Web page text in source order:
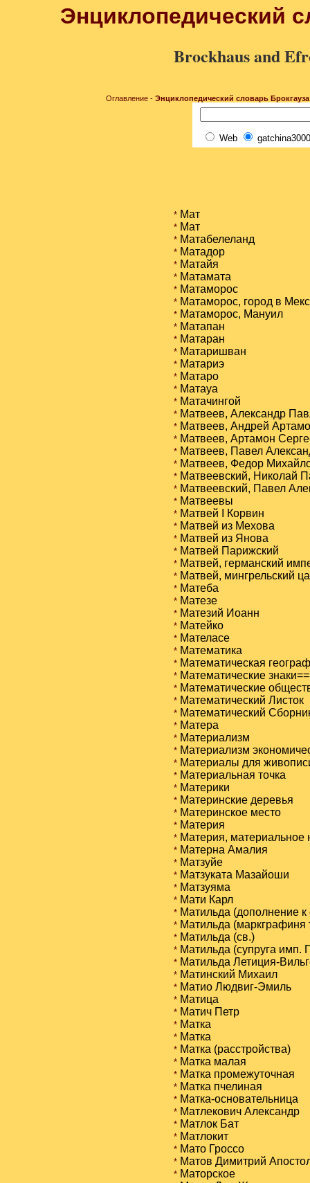
Энциклопедический
Brockhaus and
Оглавление - Энциклопедический словарь
Web
*Мат
*Мат
*Матабелеланд
*Матадор
*Матайя
*Матамата
*Матаморос
*Матаморос, город в
*Матаморос, Мануил
*Матапан
*Матаран
*Матаришван
*Матариэ
*Матаро
*Матауа
*Матачингой
*Матвеев, Александр
*Матвеев, Андрей
*Матвеев, Артамон
*Матвеев, Павел
*Матвеев, Федор
*Матвеевский, Николай
*Матвеевский, Павел
*Матвеевы
*Матвей I Корвин
*Матвей из Мехова
*Матвей из Янова
*Матвей Парижский
*Матвей, германский
*Матвей, мингрельский
*Матеба
*Матезе
*Матезий Иоанн
*Матейко
*Мателасе
*Математика
*Математическая
*Математические
*Математические
*Математический Листок
*Математический
*Матера
*Материализм
*Материализм
*Материалы для
*Материальная точка
*Материки
*Материнские деревья
*Материнское местo
*Материя
*Материя, материальное
*Матерна Амалия
*Матзуйе
*Матзуката Мазайоши
*Матзуяма
*Мати Карл
*Матильда (дополнение к
*Матильда (маркграфиня
*Матильда (св.)
*Матильда (супруга имп.
*Матильда Летиция-
*Матинский Михаил
*Матио Людвиг-Эмиль
*Матица
*Матич Петр
*Матка
*Матка
*Матка (расстройства)
*Матка малая
*Матка промежуточная
*Матка пчелиная
*Матка-основательница
*Матлекович Александр
*Матлок Бат
*Матлокит
*Мато Гроссо
*Матов Димитрий
*Маторское